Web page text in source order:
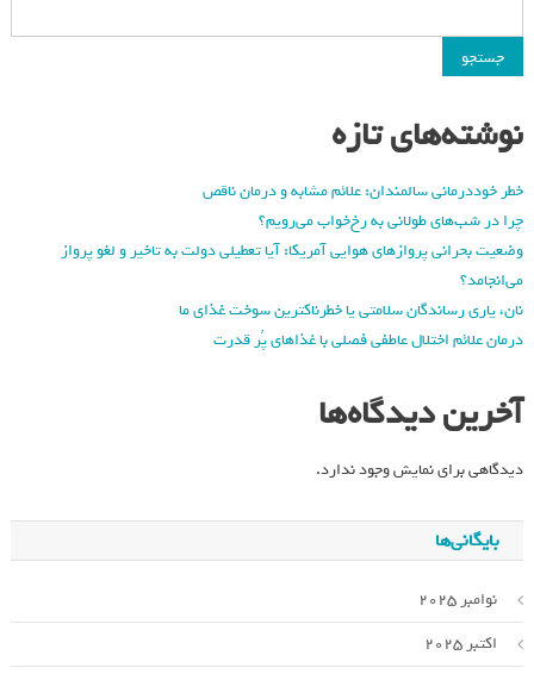
جستجو
نوشته‌های تازه
خطر خوددرمانی سالمندان: علائم مشابه و درمان ناقص
چرا در شب‌های طولانی به رخ‌خواب می‌رویم؟
وضعیت بحرانی پروازهای هوایی آمریکا: آیا تعطیلی دولت به تاخیر و لغو پرواز
می‌انجامد؟
نان، یاری رساندگان سلامتی یا خطرناکترین سوخت غذای ما
درمان علائم اختلال عاطفی فصلی با غذاهای پُر قدرت
آخرین دیدگاه‌ها
دیدگاهی برای نمایش وجود ندارد.
بایگانی‌ها
نوامبر 2025
اکتبر 2025